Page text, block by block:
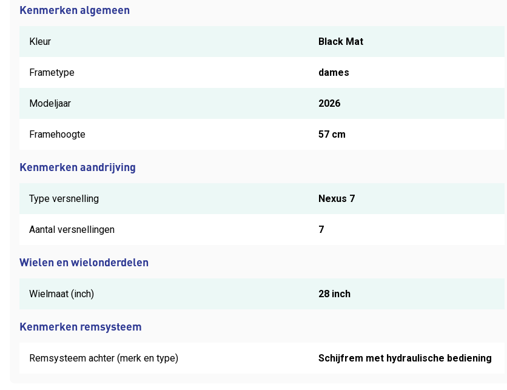
Kenmerken algemeen
Kleur Black Mat
Frametype dames
Modeljaar 2026
Framehoogte 57 cm
Kenmerken aandrijving
Type versnelling Nexus 7
Aantal versnellingen 7
Wielen en wielonderdelen
Wielmaat (inch) 28 inch
Kenmerken remsysteem
Remsysteem achter (merk en type) Schijfrem met hydraulische bediening